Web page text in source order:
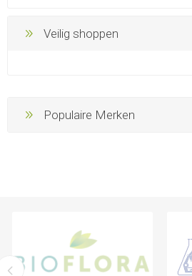
Veilig shoppen
Populaire Merken